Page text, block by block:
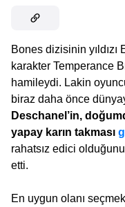
Bones dizisinin yıldızı
karakter Temperance
hamileydi. Lakin
biraz daha önce
Deschanel’in,
yapay karın takması
rahatsız edici
etti.
En uygun olanı